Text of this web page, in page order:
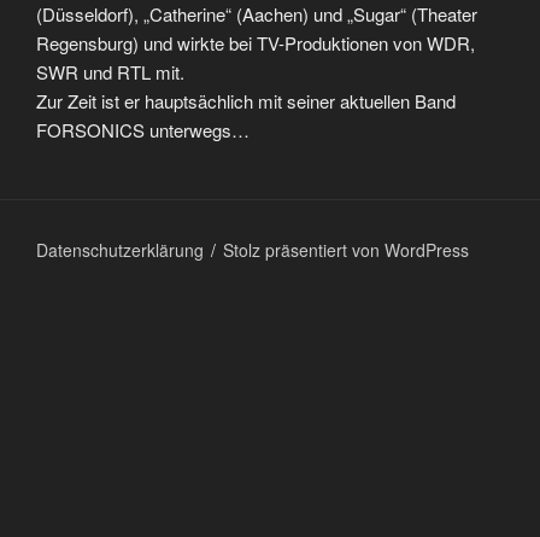
(Düsseldorf), „Catherine“ (Aachen) und „Sugar“ (Theater
Regensburg) und wirkte bei TV-Produktionen von WDR,
SWR und RTL mit.
Zur Zeit ist er hauptsächlich mit seiner aktuellen Band
FORSONICS unterwegs…
Datenschutzerklärung Stolz präsentiert von WordPress